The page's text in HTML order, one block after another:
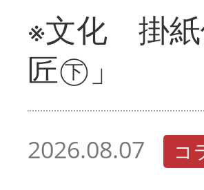
※文化 掛紙
匠㊦」
2026.08.07 コ